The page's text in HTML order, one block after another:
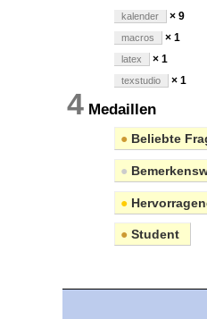
kalender × 9
macros × 1
latex × 1
texstudio × 1
4 Medaillen
● Beliebte
●
●
● Student